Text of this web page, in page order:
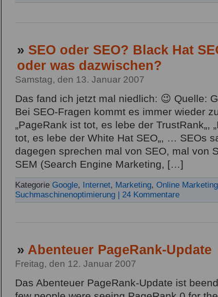
» SEO oder SEO? Black Hat
oder was dazwischen?
Samstag, den 13. Januar 2007
Das fand ich jetzt mal niedlich: 😉 Quelle:
Bei SEO-Fragen kommt es immer wieder
„PageRank ist tot, es lebe der TrustRank„,
tot, es lebe der White Hat SEO„, … SEOs
dagegen sprechen mal von SEO, mal von
SEM (Search Engine Marketing, […]
Kategorie Google, Internet, Marketing, Online Marketing
Suchmaschinenoptimierung | 24 Kommentare
» Abenteuer PageRank-Update
Freitag, den 12. Januar 2007
Das Abenteuer PageRank-Update ist